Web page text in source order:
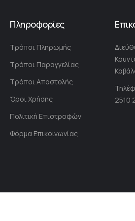
τ
Ε
ν
μ
ε
τ
ε
Πληροφορίες
Τρόποι Πληρωμής
Τρόποι Παραγγελίας
Τρόποι Αποστολής
Όροι Χρήσης
Πολιτική Επιστροφών
Φόρμα Επικοινωνίας
2510